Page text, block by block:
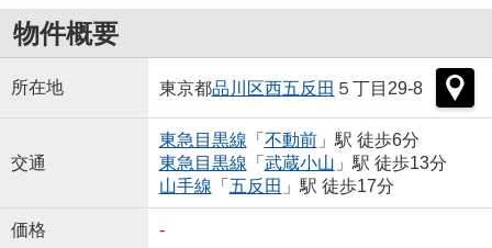
物件概要
所在地 東京都品川区西五反田 ５丁目29-8
交通
東急目黒線 「 不動前」駅 徒歩6分
東急目黒線 「 武蔵小山 」駅 徒歩13分
山手線 「 五反田 」駅 徒歩17分
価格 -